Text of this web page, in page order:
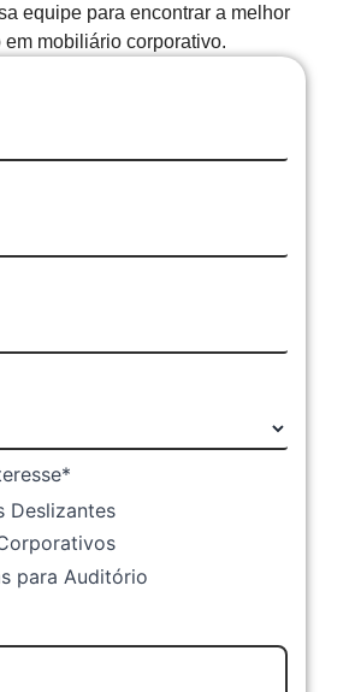
equipe para encontrar a melhor
em mobiliário corporativo.
Deslizantes
para Auditório